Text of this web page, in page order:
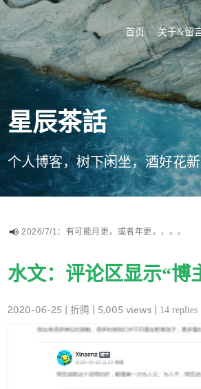
首页 关于&留
星辰茶話
个人博客，树下闲坐，酒好花
2026/7/1：有可能月更，或者年更，，。。
水文：评论区显示“博
2020-06-25 |折腾 | 5,005 views | 14 replies